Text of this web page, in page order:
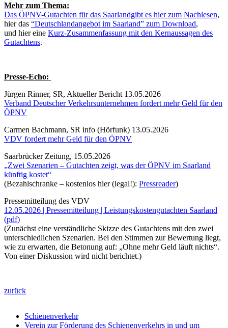
Mehr zum Thema:
Das ÖPNV-Gutachten für das Saarlandgibt es hier zum Nachlesen,
hier das “Deutschlandangebot im Saarland” zum Download,
und hier eine Kurz-Zusammenfassung mit den Kernaussagen des
Gutachtens.
Presse-Echo:
Jürgen Rinner, SR, Aktueller Bericht 13.05.2026
Verband Deutscher Verkehrsunternehmen fordert mehr Geld für den
ÖPNV
Carmen Bachmann, SR info (Hörfunk) 13.05.2026
VDV fordert mehr Geld für den ÖPNV
Saarbrücker Zeitung, 15.05.2026
„Zwei Szenarien – Gutachten zeigt, was der ÖPNV im Saarland
künftig kostet“
(Bezahlschranke – kostenlos hier (legal!): Pressreader)
Pressemitteilung des VDV
12.05.2026 | Pressemitteilung | Leistungskostengutachten Saarland
(pdf)
(Zunächst eine verständliche Skizze des Gutachtens mit den zwei
unterschiedlichen Szenarien. Bei den Stimmen zur Bewertung liegt,
wie zu erwarten, die Betonung auf: „Ohne mehr Geld läuft nichts“.
Von einer Diskussion wird nicht berichtet.)
zurück
Schienenverkehr
Verein zur Förderung des Schienenverkehrs in und um